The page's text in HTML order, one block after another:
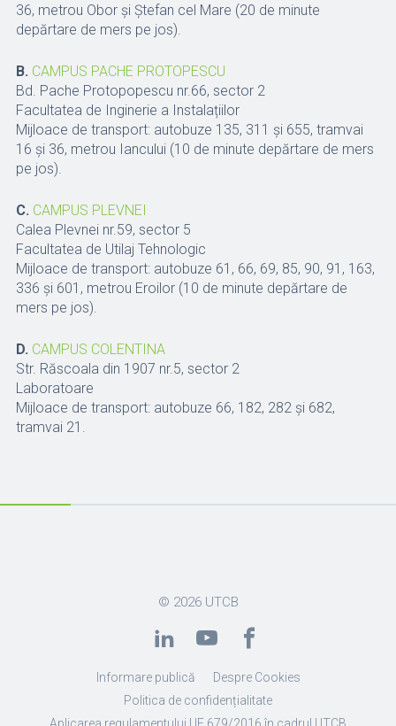
36, metrou Obor și Ștefan cel Mare (20 de minute
depărtare de mers pe jos).
B. CAMPUS PACHE PROTOPESCU
Bd. Pache Protopopescu nr.66, sector 2
Facultatea de Inginerie a Instalațiilor
Mijloace de transport: autobuze 135, 311 și 655, tramvai
16 și 36, metrou Iancului (10 de minute depărtare de mers
pe jos).
C. CAMPUS PLEVNEI
Calea Plevnei nr.59, sector 5
Facultatea de Utilaj Tehnologic
Mijloace de transport: autobuze 61, 66, 69, 85, 90, 91, 163,
336 și 601, metrou Eroilor (10 de minute depărtare de
mers pe jos).
D. CAMPUS COLENTINA
Str. Răscoala din 1907 nr.5, sector 2
Laboratoare
Mijloace de transport: autobuze 66, 182, 282 și 682,
tramvai 21.
© 2026 UTCB
Informare publică
Despre Cookies
Politica de confidențialitate